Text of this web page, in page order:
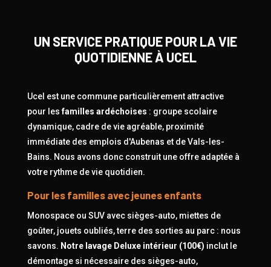
UN SERVICE PRATIQUE POUR LA VIE
QUOTIDIENNE À UCEL
Ucel est une commune particulièrement attractive
pour lesfamilles ardéchoises : groupe scolaire
dynamique, cadre de vie agréable, proximité
immédiate des emplois d'Aubenas et de Vals-les-
Bains. Nous avons donc construit une offre adaptée à
votre rythme de vie quotidien.
Pour les familles avec jeunes enfants
Monospace ou SUV avec sièges-auto, miettes de
goûter, jouets oubliés, terre des sorties au parc : nous
savons. Notre lavage Deluxe intérieur (100€) inclut le
démontage si nécessaire des sièges-auto,